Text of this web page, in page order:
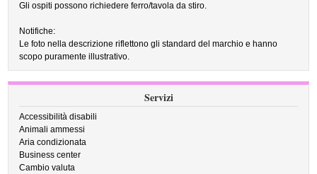
Gli ospiti possono richiedere ferro/tavola da stiro.
Notifiche:
Le foto nella descrizione riflettono gli standard del marchio e hanno
scopo puramente illustrativo.
Servizi
Accessibilità disabili
Animali ammessi
Aria condizionata
Business center
Cambio valuta